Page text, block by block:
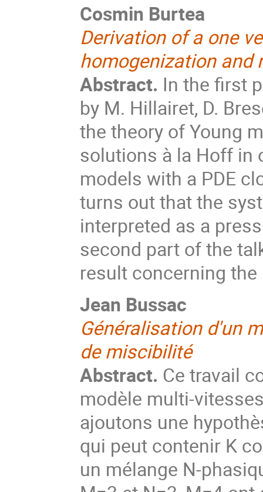
Cosmin Burtea
Derivation of a one
homogenization and
Abstract. In the first
by M. Hillairet, D.
the theory of Young
solutions à la Hoff in
models with a PDE
turns out that the
interpreted as a
second part of the
result concerning
Jean Bussac
Généralisation d'un
de miscibilité
Abstract. Ce travail
modèle multi-
ajoutons une
qui peut contenir K
un mélange N-